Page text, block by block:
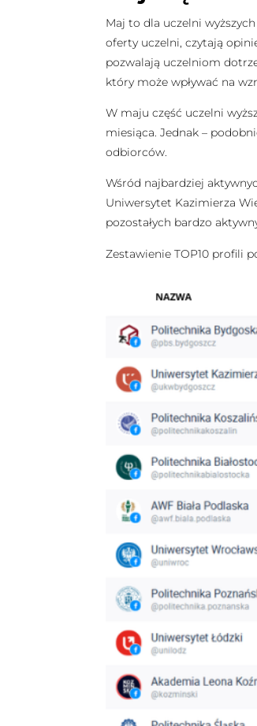
Maj to dla uczelni
oferty uczelni, czytają
pozwalają uczelniom
który może wpływać na
W maju część uczelni
miesiąca. Jednak –
odbiorców.
Wśród najbardziej
Uniwersytet Kazimierza
pozostałych bardzo
Zestawienie TOP10 profili